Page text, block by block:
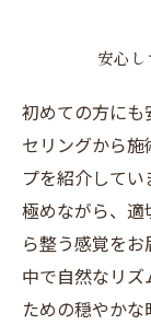
安心
初めての方に
セリングから
プを紹介して
極めながら、
ら整う感覚を
中で自然なリ
ための穏やかな